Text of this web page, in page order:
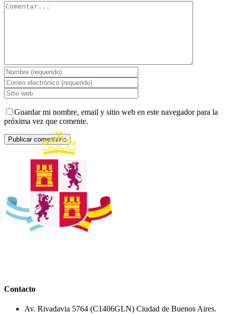
Comentar
Guardar mi nombre, email y sitio web en este navegador para la
próxima vez que comente.
Contacto
Av. Rivadavia 5764 (C1406GLN) Ciudad de Buenos Aires.